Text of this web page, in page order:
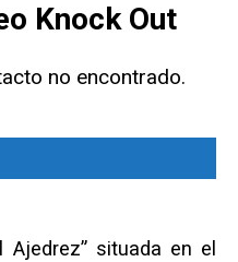
Knock Out
no encontrado.
Ajedrez” situada en el